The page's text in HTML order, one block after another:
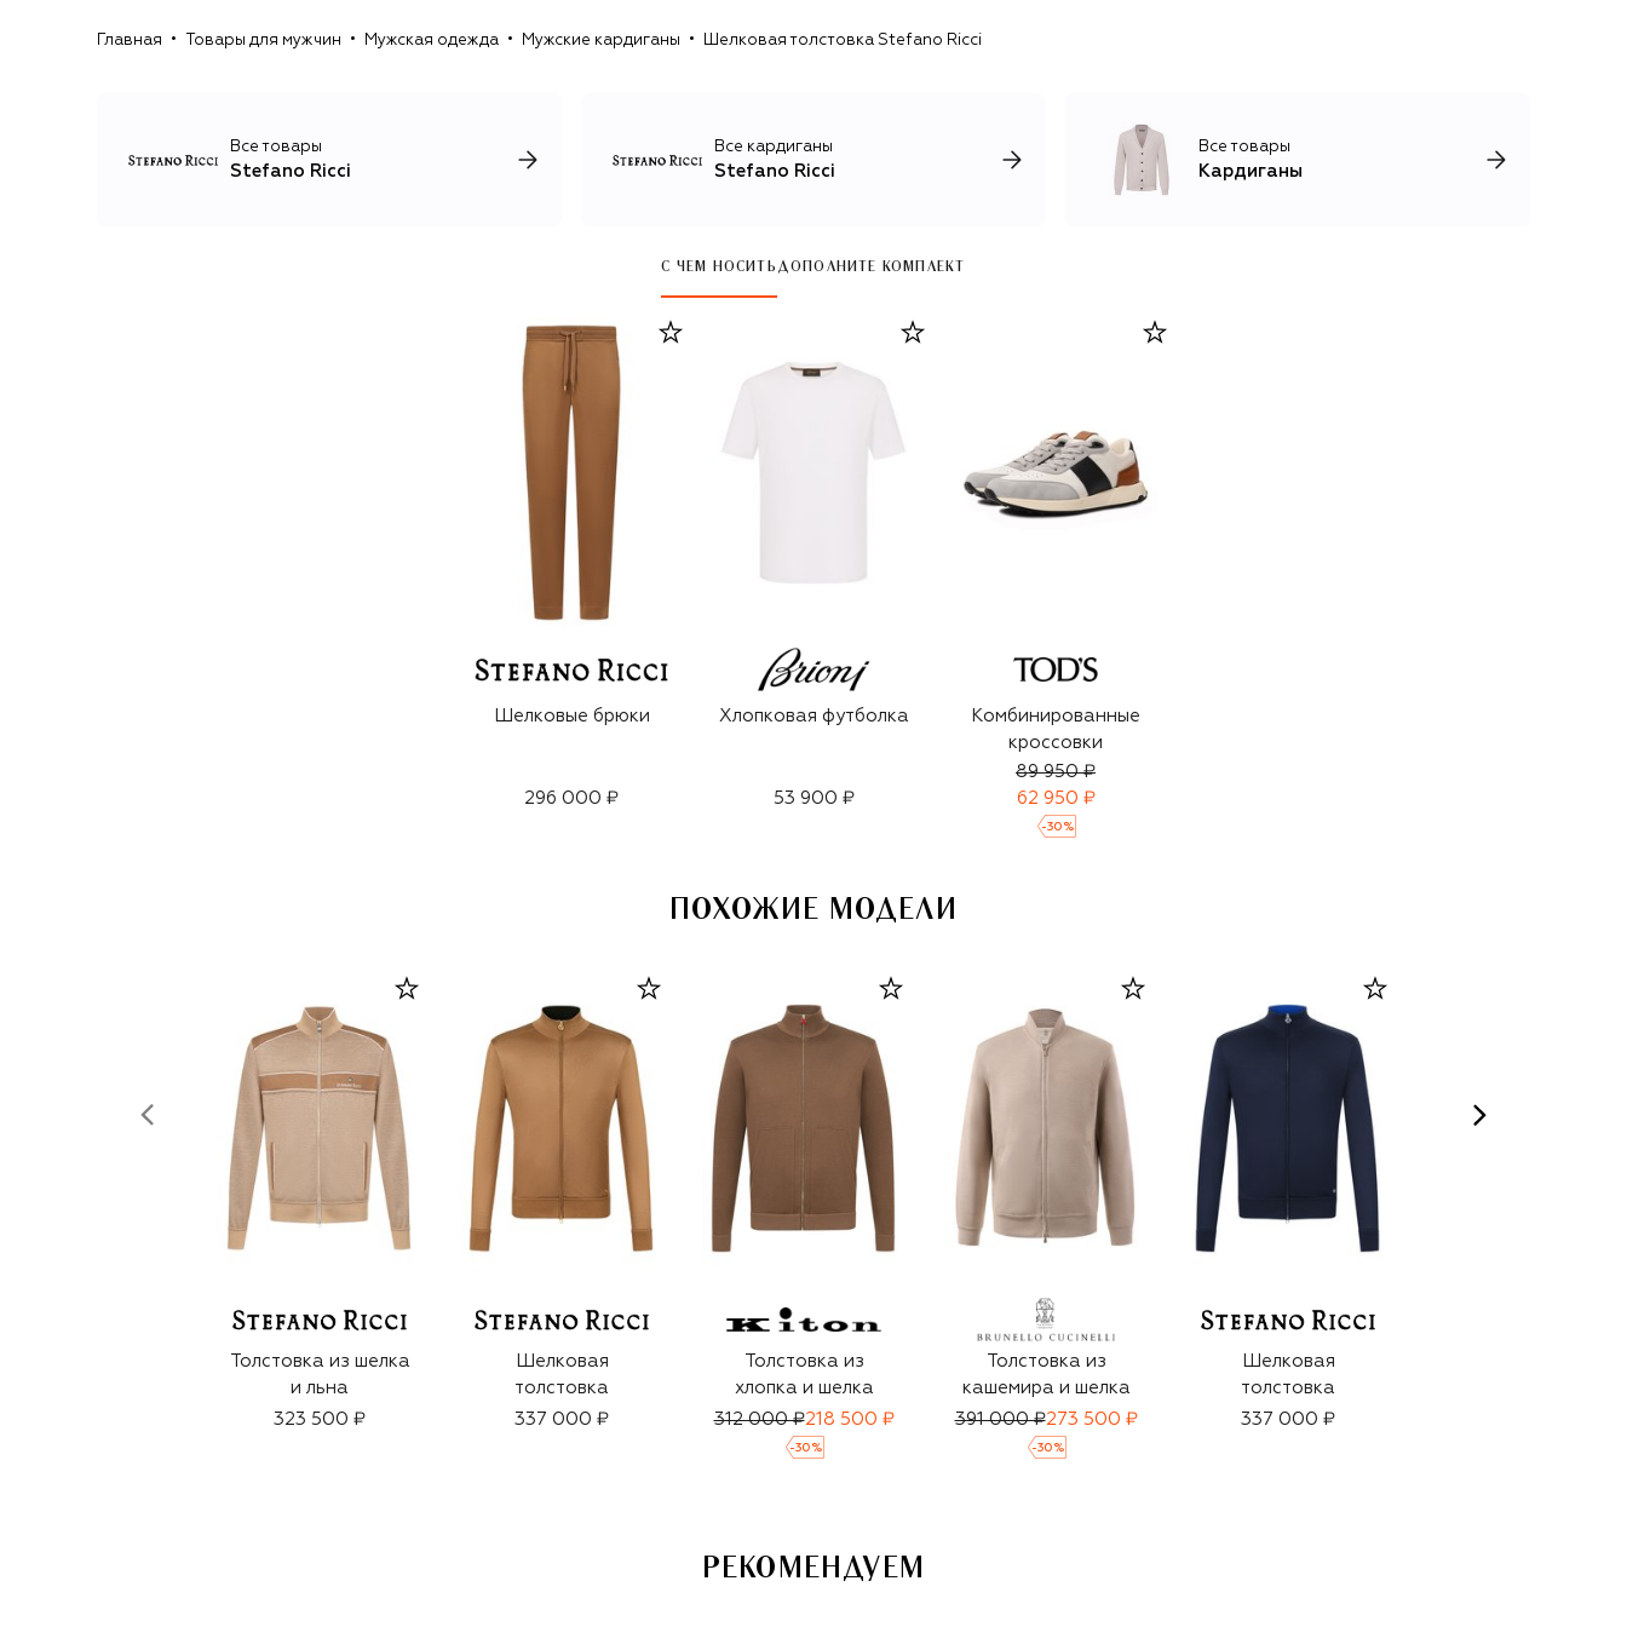
де-пуль, ромбами и другими геометрическими
Главная Товары для мужчин Мужская одежда Мужские кардиганы Шелковая толстовка Stefano Ricci
Все товары
Stefano Ricci
Все кардиганы
Stefano Ricci
Все товары
Кардиганы
С ЧЕМ НОСИТЬ ДОПОЛНИТЕ КОМПЛЕКТ
Шелковые брюки
296 000 ₽
Хлопковая футболка
53 900 ₽
Комбинированные
кроссовки
89 950 ₽
62 950 ₽
-30 %
ПОХОЖИЕ МОДЕЛИ
Толстовка из шелка
и льна
323 500 ₽
Шелковая
толстовка
337 000 ₽
Толстовка из
хлопка и шелка
312 000 ₽218 500 ₽
-30 %
Толстовка из
кашемира и шелка
391 000 ₽273 500 ₽
-30 %
Шелковая
толстовка
337 000 ₽
РЕКОМЕНДУЕМ